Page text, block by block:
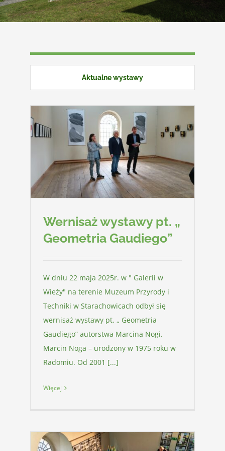
Kontakt
Aktualne wystawy
Wernisaż wystawy pt. „
Geometria Gaudiego”
W dniu 22 maja 2025r. w " Galerii w
Wieży" na terenie Muzeum Przyrody i
Techniki w Starachowicach odbył się
wernisaż wystawy pt. „ Geometria
Gaudiego” autorstwa Marcina Nogi.
Marcin Noga – urodzony w 1975 roku w
Radomiu. Od 2001 [...]
Więcej